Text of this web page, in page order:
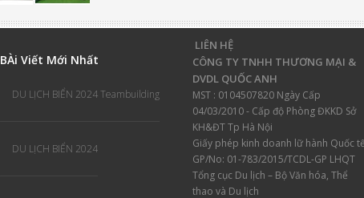
BÀi Viết Mới Nhất
DU LỊCH BIỂN 2024 Teambuilding
DU LỊCH BIỂN 2024
LIÊN HỆ
CÔNG TY TNHH THƯƠNG MẠI &
DVDL QUỐC ANH
MST : 0104507820 Ngày Cấp
04/03/2010 - Cấp độ Phòng ĐKKD Sở
KH&ĐT Tp Hà Nội
Giấy phép kinh doanh lữ hành Quốc
GP/No: 01-783/2015/TCDL-GP LHQT
Tổng cục Du lịch – Bộ Văn hóa, Thể
thao và Du lịch